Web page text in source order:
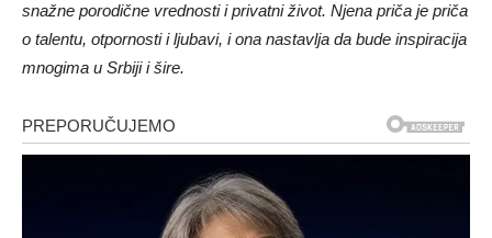
snažne porodične vrednosti i privatni život. Njena priča je priča
o talentu, otpornosti i ljubavi, i ona nastavlja da bude inspiracija
mnogima u Srbiji i šire.